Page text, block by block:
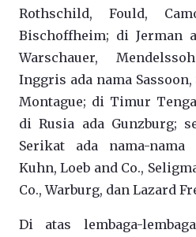
Rothschild, Fould,
Bischoffheim; di Jerman
Warschauer,
Inggris ada nama
Montague; di Timur
di Rusia ada Gunzburg;
Serikat ada nama-nama
Kuhn, Loeb and Co.,
Co., Warburg, dan Lazard
Di atas lembaga-